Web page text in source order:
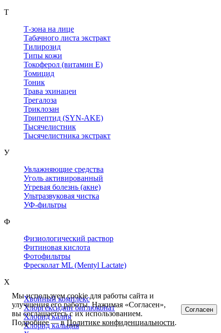
Т
Т-зона на лице
Табачного листа экстракт
Тилирозид
Типы кожи
Токоферол (витамин Е)
Томицид
Тоник
Трава эхинацеи
Трегалоза
Триклозан
Трипептид (SYN-AKE)
Тысячелистник
Тысячелистника экстракт
У
Увлажняющие средства
Уголь активированный
Угревая болезнь (акне)
Ультразвуковая чистка
УФ-фильтры
Ф
Физиологический раствор
Фитиновая кислота
Фотофильтры
Фресколат ML (Mentyl Lactate)
Х
Хвойный комплекс
Хлоргексидин биглюконат
Хлорид калия
Хлорид кальция
Мы используем cookie для работы сайта и
улучшения его работы. Нажимая «Согласен»,
вы соглашаетесь с их использованием.
Подробнее — вПолитике конфиденциальности.
Согласен